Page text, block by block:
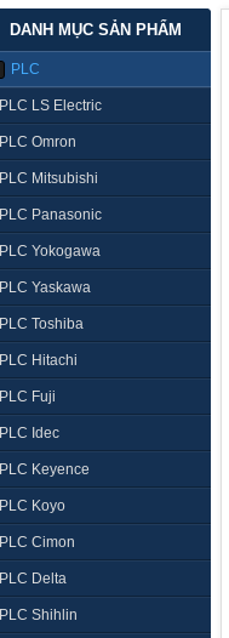
DANH MỤC SẢN PHẨM
PLC
PLC LS Electric
PLC Omron
PLC Mitsubishi
PLC Panasonic
PLC Yokogawa
PLC Yaskawa
PLC Toshiba
PLC Hitachi
PLC Fuji
PLC Idec
PLC Keyence
PLC Koyo
PLC Cimon
PLC Delta
PLC Shihlin